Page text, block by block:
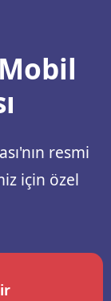
resmi
için özel